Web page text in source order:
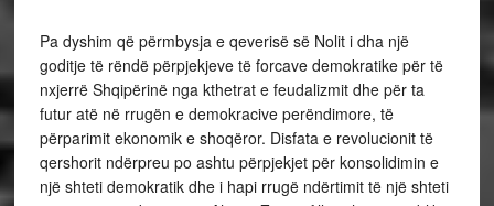
Pa dyshim që përmbysja e qeverisë së Nolit i dha një
goditje të rëndë përpjekjeve të forcave demokratike për të
nxjerrë Shqipërinë nga kthetrat e feudalizmit dhe për ta
futur atë në rrugën e demokracive perëndimore, të
përparimit ekonomik e shoqëror. Disfata e revolucionit të
qershorit ndërpreu po ashtu përpjekjet për konsolidimin e
një shteti demokratik dhe i hapi rrugë ndërtimit të një shteti